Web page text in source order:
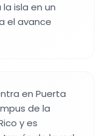
isla en un
el avance
en Puerta
de la
y es